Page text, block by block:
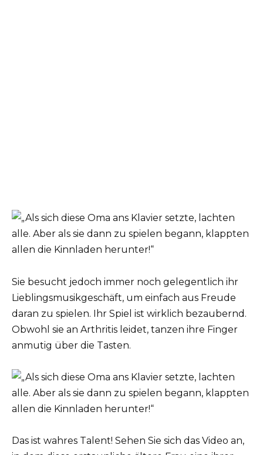
Sie besucht jedoch immer noch gelegentlich ihr
Lieblingsmusikgeschäft, um einfach aus Freude
daran zu spielen. Ihr Spiel ist wirklich bezaubernd.
Obwohl sie an Arthritis leidet, tanzen ihre Finger
anmutig über die Tasten.
Das ist wahres Talent! Sehen Sie sich das Video an,